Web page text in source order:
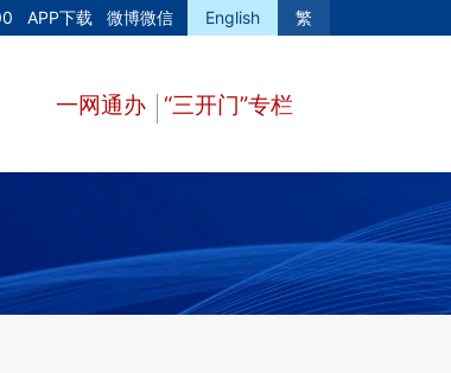
APP下载 微博微信 English 繁
一网通办 “三开门”专栏